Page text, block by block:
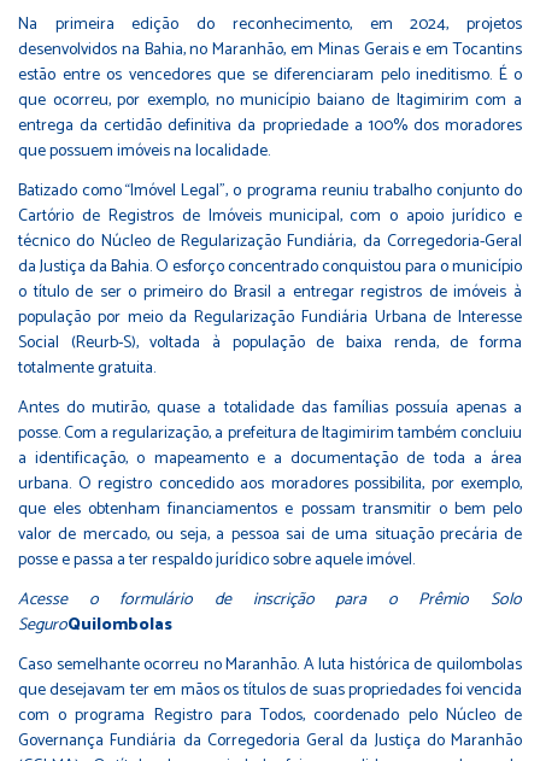
Na primeira edição do reconhecimento, em 2024, projetos
desenvolvidos na Bahia, no Maranhão, em Minas Gerais e em Tocantins
estão entre os vencedores que se diferenciaram pelo ineditismo. É o
que ocorreu, por exemplo, no município baiano de Itagimirim com a
entrega da certidão definitiva da propriedade a 100% dos moradores
que possuem imóveis na localidade.
Batizado como “Imóvel Legal”, o programa reuniu trabalho conjunto do
Cartório de Registros de Imóveis municipal, com o apoio jurídico e
técnico do Núcleo de Regularização Fundiária, da Corregedoria-Geral
da Justiça da Bahia. O esforço concentrado conquistou para o município
o título de ser o primeiro do Brasil a entregar registros de imóveis à
população por meio da Regularização Fundiária Urbana de Interesse
Social (Reurb-S), voltada à população de baixa renda, de forma
totalmente gratuita.
Antes do mutirão, quase a totalidade das famílias possuía apenas a
posse. Com a regularização, a prefeitura de Itagimirim também concluiu
a identificação, o mapeamento e a documentação de toda a área
urbana. O registro concedido aos moradores possibilita, por exemplo,
que eles obtenham financiamentos e possam transmitir o bem pelo
valor de mercado, ou seja, a pessoa sai de uma situação precária de
posse e passa a ter respaldo jurídico sobre aquele imóvel.
Acesse o formulário de inscrição para o Prêmio Solo
SeguroQuilombolas
Caso semelhante ocorreu no Maranhão. A luta histórica de quilombolas
que desejavam ter em mãos os títulos de suas propriedades foi vencida
com o programa Registro para Todos, coordenado pelo Núcleo de
Governança Fundiária da Corregedoria Geral da Justiça do Maranhão